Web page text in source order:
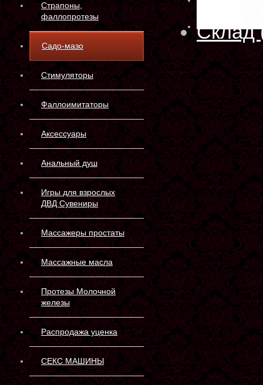
Страпоны,
фаллопротезы
Садо-мазо
Стимуляторы
Фаллоимитаторы
Аксессуары
Анальный душ
Игры для взрослых
ДВД Сувениры
Массажеры простаты
Массажные масла
Протезы Молочной
железы
Распродажа уценка
СЕКС МАШИНЫ
Склад